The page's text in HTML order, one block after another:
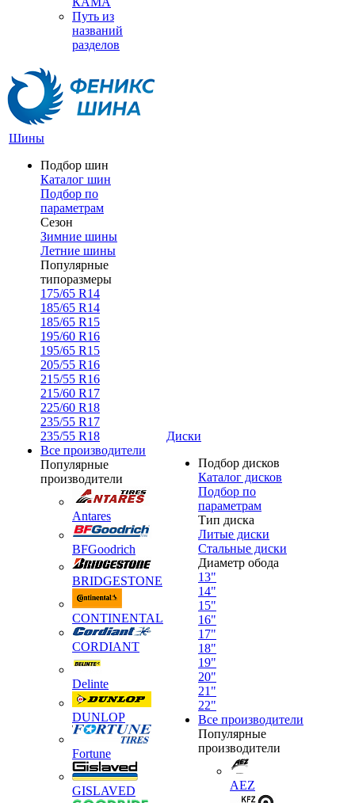
Путь из
названий
разделов
Шины
Подбор шин
Каталог шин
Подбор по
параметрам
Сезон
Зимние шины
Летние шины
Популярные
типоразмеры
175/65 R14
185/65 R14
185/65 R15
195/60 R16
195/65 R15
205/55 R16
215/55 R16
215/60 R17
225/60 R18
235/55 R17
235/55 R18
Все производители
Популярные
производители
Antares
BFGoodrich
BRIDGESTONE
CONTINENTAL
CORDIANT
Delinte
DUNLOP
Fortune
GISLAVED
Диски
Подбор дисков
Каталог дисков
Подбор по
параметрам
Тип диска
Литые диски
Стальные диски
Диаметр обода
13"
14"
15"
16"
17"
18"
19"
20"
21"
22"
Все производители
Популярные
производители
AEZ